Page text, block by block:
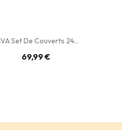
Set De Couverts 24...
69,99 €